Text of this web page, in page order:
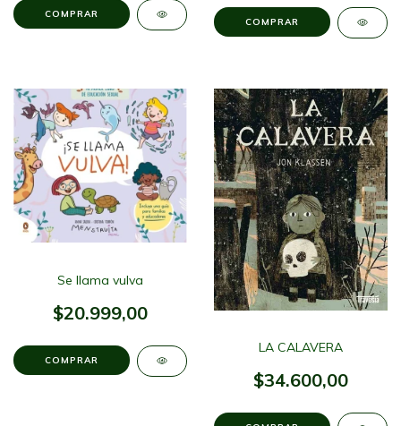
Se llama vulva
$20.999,00
LA CALAVERA
$34.600,00